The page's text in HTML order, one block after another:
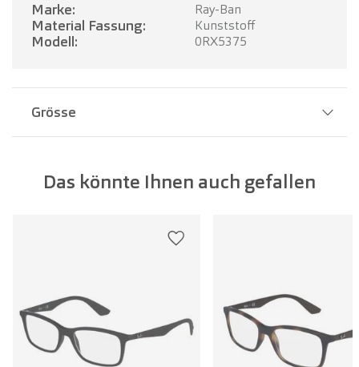
Marke: Ray-Ban
Material Fassung: Kunststoff
Modell: 0RX5375
Grösse
Glasbreite: 51 mm
Das könnte Ihnen auch gefallen